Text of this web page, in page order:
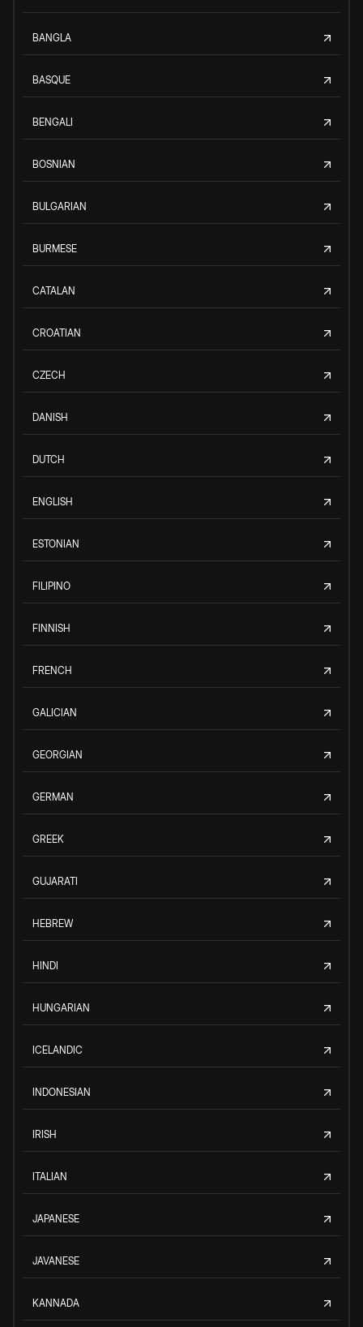
BANGLA
BASQUE
BENGALI
BOSNIAN
BULGARIAN
BURMESE
CATALAN
CROATIAN
CZECH
DANISH
DUTCH
ENGLISH
ESTONIAN
FILIPINO
FINNISH
FRENCH
GALICIAN
GEORGIAN
GERMAN
GREEK
GUJARATI
HEBREW
HINDI
HUNGARIAN
ICELANDIC
INDONESIAN
IRISH
ITALIAN
JAPANESE
JAVANESE
KANNADA